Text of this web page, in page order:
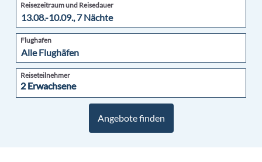
Reisezeitraum und Reisedauer
Flughafen
Reiseteilnehmer
2 Erwachsene
2 Erwachsene
Angebote finden